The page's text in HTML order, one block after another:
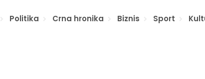
Politika Crna hronika Biznis Sport